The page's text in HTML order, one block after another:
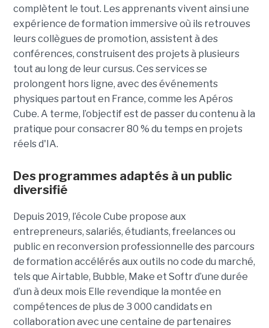
complètent le tout. Les apprenants vivent ainsi une
expérience de formation immersive où ils retrouves
leurs collègues de promotion, assistent à des
conférences, construisent des projets à plusieurs
tout au long de leur cursus. Ces services se
prolongent hors ligne, avec des événements
physiques partout en France, comme les Apéros
Cube. A terme, l’objectif est de passer du contenu à la
pratique pour consacrer 80 % du temps en projets
réels d'IA.
Des programmes adaptés à un public
diversifié
Depuis 2019, l’école Cube propose aux
entrepreneurs, salariés, étudiants, freelances ou
public en reconversion professionnelle des parcours
de formation accélérés aux outils no code du marché,
tels que Airtable, Bubble, Make et Softr d’une durée
d’un à deux mois Elle revendique la montée en
compétences de plus de 3 000 candidats en
collaboration avec une centaine de partenaires